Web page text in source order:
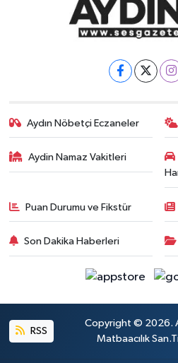
Aydın Nöbetçi Eczaneler
Aydin Namaz Vakitleri
Puan Durumu ve Fikstür
Son Dakika Haberleri
RSS
Copyright © 2026.
Matbaacılık